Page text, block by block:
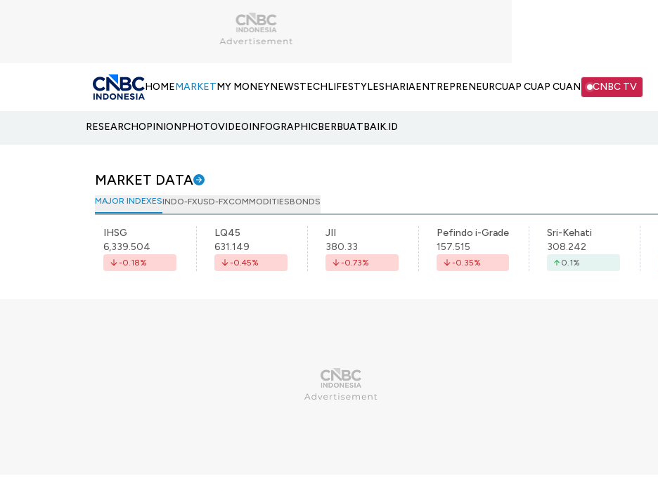
HOMEMARKETMY MONEYNEWSTECHLIFESTYLESHARIAENTREPRENEURCUAP CUAP CUAN CNBC TV
RESEARCHOPINIONPHOTOVIDEOINFOGRAPHICBERBUATBAIK.ID
MARKET DATA
MAJOR INDEXESINDO-FXUSD-FXCOMMODITIESBONDS
IHSG
6,339.504
-0.18%
LQ45
631.149
-0.45%
JII
380.33
-0.73%
Pefindo i-Grade
157.515
-0.35%
Sri-Kehati
308.242
0.1%